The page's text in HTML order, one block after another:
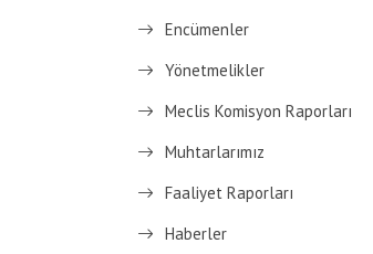
Encümenler
Yönetmelikler
Meclis Komisyon Raporları
Muhtarlarımız
Faaliyet Raporları
Haberler